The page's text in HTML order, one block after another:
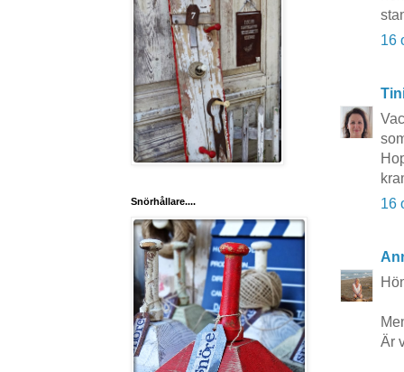
16
16
Är
Snörhållare....